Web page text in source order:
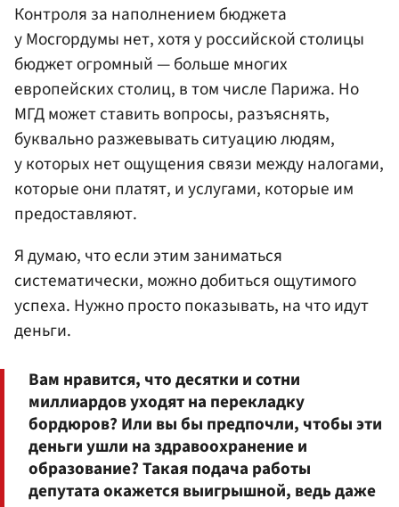
Контроля за наполнением бюджета
у Мосгордумы нет, хотя у российской столицы
бюджет огромный — больше многих
европейских столиц, в том числе Парижа. Но
МГД может ставить вопросы, разъяснять,
буквально разжевывать ситуацию людям,
у которых нет ощущения связи между налогами,
которые они платят, и услугами, которые им
предоставляют.
Я думаю, что если этим заниматься
систематически, можно добиться ощутимого
успеха. Нужно просто показывать, на что идут
деньги.
Вам нравится, что десятки и сотни
миллиардов уходят на перекладку
бордюров? Или вы бы предпочли, чтобы эти
деньги ушли на здравоохранение и
образование? Такая подача работы
депутата окажется выигрышной, ведь даже